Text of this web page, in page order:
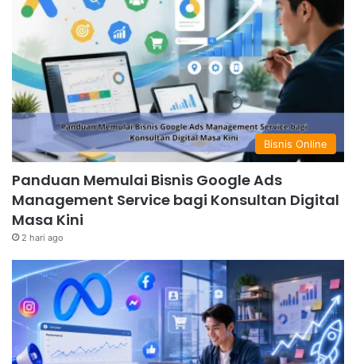
Bisnis Online
Panduan Memulai Bisnis Google Ads
Management Service bagi Konsultan Digital
Masa Kini
2 hari ago